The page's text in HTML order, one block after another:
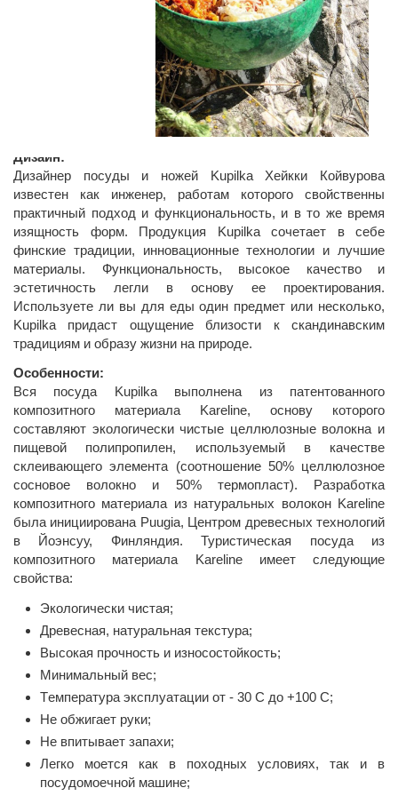
Дизайн:
Дизайнер посуды и ножей Kupilka Хейкки Койвурова
известен как инженер, работам которого свойственны
практичный подход и функциональность, и в то же время
изящность форм. Продукция Kupilka сочетает в себе
финские традиции, инновационные технологии и лучшие
материалы. Функциональность, высокое качество и
эстетичность легли в основу ее проектирования.
Используете ли вы для еды один предмет или несколько,
Kupilka придаст ощущение близости к скандинавским
традициям и образу жизни на природе.
Особенности:
Вся посуда Kupilka выполнена из патентованного
композитного материала Kareline, основу которого
составляют экологически чистые целлюлозные волокна и
пищевой полипропилен, используемый в качестве
склеивающего элемента (соотношение 50% целлюлозное
сосновое волокно и 50% термопласт). Разработка
композитного материала из натуральных волокон Kareline
была инициирована Puugia, Центром древесных технологий
в Йоэнсуу, Финляндия. Туристическая посуда из
композитного материала Kareline имеет следующие
свойства:
Экологически чистая;
Древесная, натуральная текстура;
Высокая прочность и износостойкость;
Минимальный вес;
Tемпература эксплуатации от - 30 C до +100 C;
Не обжигает руки;
Не впитывает запахи;
Легко моется как в походных условиях, так и в
посудомоечной машине;